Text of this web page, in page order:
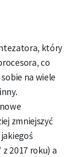
który
co
na wiele
zmniejszyć
2017 roku) a